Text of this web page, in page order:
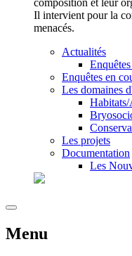
composition et leur
Il intervient pour la
menacés.
Actualités
Enquêtes en
Les domaines
Habitats/
Les projets
Documentation
Les
Menu